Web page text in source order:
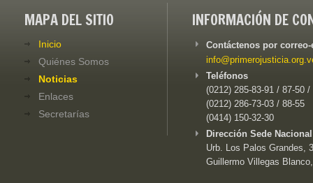
MAPA DEL SITIO
Inicio
Quiénes Somos
Noticias
Enlaces
Secretarías
INFORMACIÓN DE
Contáctenos por
Teléfonos
(0212) 285-83-91 / 87-50 /
(0212) 286-73-03 / 88-55
(0414) 150-32-30
Dirección Sede
Urb. Los Palos Grandes,
Guillermo Villegas